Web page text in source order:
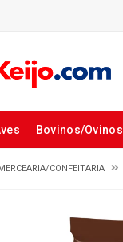
Bovinos/Ovinos
CONFEITARIA